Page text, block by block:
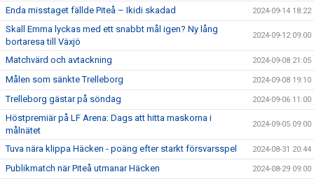
Enda misstaget fällde Piteå – Ikidi skadad 2024-09-14 18:22
Skall Emma lyckas med ett snabbt mål igen? Ny lång
bortaresa till Växjö
2024-09-12 09:00
Matchvärd och avtackning 2024-09-08 21:05
Målen som sänkte Trelleborg 2024-09-08 19:10
Trelleborg gästar på söndag 2024-09-06 11:00
Höstpremiär på LF Arena: Dags att hitta maskorna i
målnätet
2024-09-05 09:00
Tuva nära klippa Häcken - poäng efter starkt försvarsspel 2024-08-31 20:44
Publikmatch när Piteå utmanar Häcken 2024-08-29 09:00